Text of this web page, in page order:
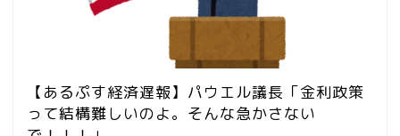
【あるぷす経済遅報】パウエル議長「金利政策
って結構難しいのよ。そんな急かさない